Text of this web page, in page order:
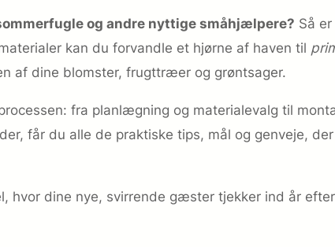
og andre nyttige småhjælpere? Så
kan du forvandle et hjørne af haven til
af dine blomster, frugttræer og grøntsager.
fra planlægning og materialevalg til
får du alle de praktiske tips, mål og genveje,
hvor dine nye, svirrende gæster tjekker ind år